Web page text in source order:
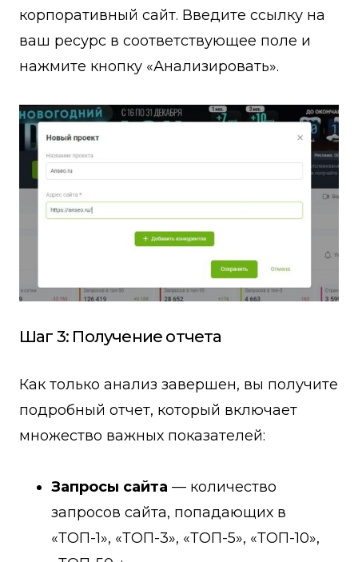
корпоративный сайт. Введите ссылку на
ваш ресурс в соответствующее поле и
нажмите кнопку «Анализировать».
Шаг 3: Получение отчета
Как только анализ завершен, вы получите
подробный отчет, который включает
множество важных показателей:
Запросы сайта — количество
запросов сайта, попадающих в
«ТОП-1», «ТОП-3», «ТОП-5», «ТОП-10»,